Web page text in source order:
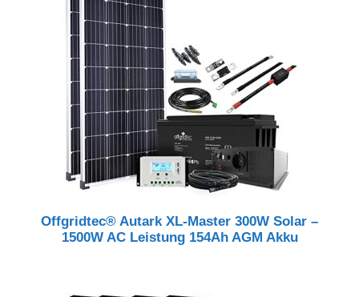
Offgridtec® Autark XL-Master 300W Solar –
1500W AC Leistung 154Ah AGM Akku